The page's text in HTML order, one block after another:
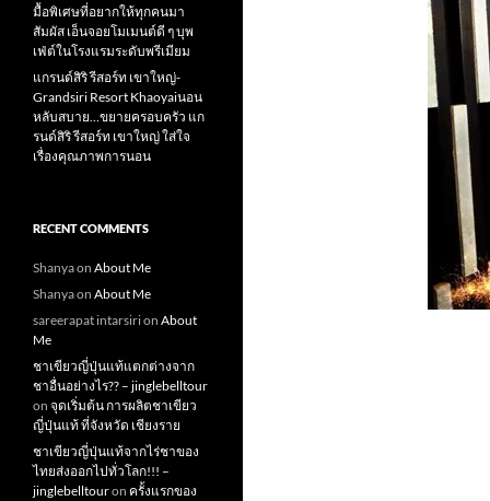
มื้อพิเศษที่อยากให้ทุกคนมา
สัมผัส เอ็นจอยโมเมนต์ดี ๆ บุพ
เฟ่ต์ในโรงแรมระดับพรีเมียม
แกรนด์สิริ​ รีสอร์ท​ เขาใหญ่​-
Grandsiri​ Resort​ Khaoyaiนอน
หลับสบาย…ขยายครอบครัว แก
รนด์สิริ รีสอร์ท เขาใหญ่ ใส่ใจ
เรื่องคุณภาพการนอน
RECENT COMMENTS
Shanyaon About Me
Shanyaon About Me
sareerapat intarsirion About
Me
ชาเขียวญี่ปุ่นแท้แตกต่างจาก
ชาอื่นอย่างไร?? – jinglebelltour
on จุดเริ่มต้น การผลิตชาเขียว
ญี่ปุ่นแท้ ที่จังหวัด เชียงราย
ชาเขียวญี่ปุ่นแท้จากไร่ชาของ
ไทยส่งออกไปทั่วโลก!!! –
jinglebelltouron ครั้งแรกของ